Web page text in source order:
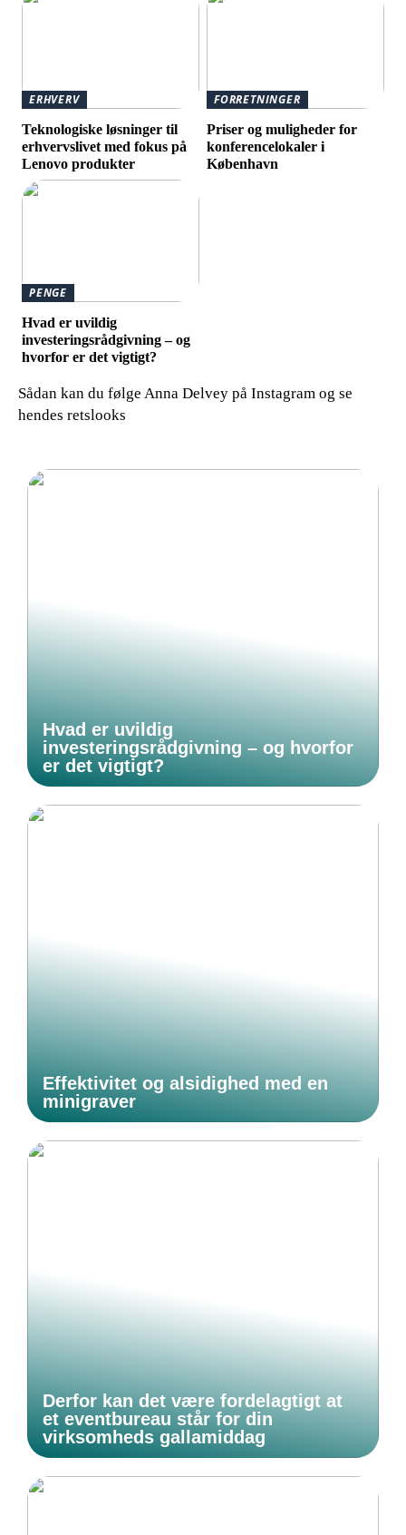
ERHVERV
Teknologiske løsninger til
erhvervslivet med fokus på
Lenovo produkter
FORRETNINGER
Priser og muligheder for
konferencelokaler i
København
PENGE
Hvad er uvildig
investeringsrådgivning – og
hvorfor er det vigtigt?
Sådan kan du følge Anna Delvey på Instagram og se
hendes retslooks
Hvad er uvildig
investeringsrådgivning – og hvorfor
er det vigtigt?
Effektivitet og alsidighed med en
minigraver
Derfor kan det være fordelagtigt at
et eventbureau står for din
virksomheds gallamiddag